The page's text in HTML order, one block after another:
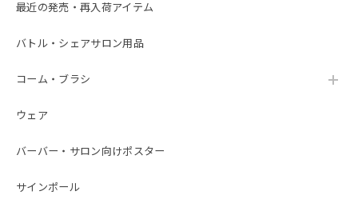
最近の発売・再入荷アイテム
バトル・シェアサロン用品
コーム・ブラシ
ウェア
バーバー・サロン向けポスター
サインポール